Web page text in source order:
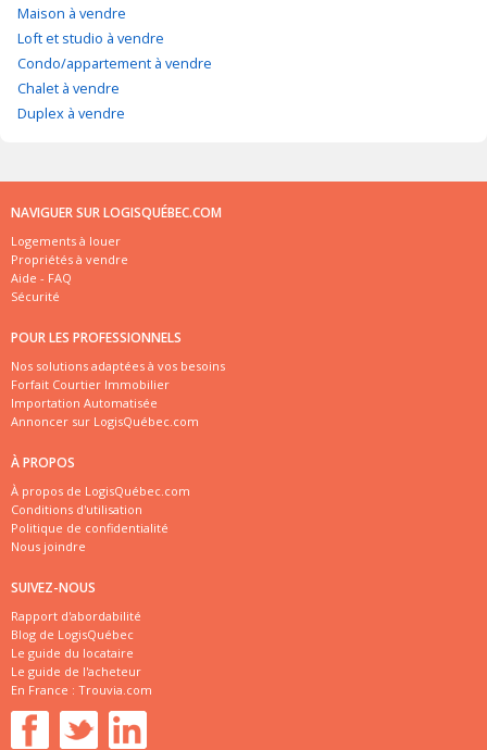
Maison à vendre
Loft et studio à vendre
Condo/appartement à vendre
Chalet à vendre
Duplex à vendre
NAVIGUER SUR LOGISQUÉBEC.COM
Logements à louer
Propriétés à vendre
Aide - FAQ
Sécurité
POUR LES PROFESSIONNELS
Nos solutions adaptées à vos besoins
Forfait Courtier Immobilier
Importation Automatisée
Annoncer sur LogisQuébec.com
À PROPOS
À propos de LogisQuébec.com
Conditions d'utilisation
Politique de confidentialité
Nous joindre
SUIVEZ-NOUS
Rapport d'abordabilité
Blog de LogisQuébec
Le guide du locataire
Le guide de l'acheteur
En France : Trouvia.com